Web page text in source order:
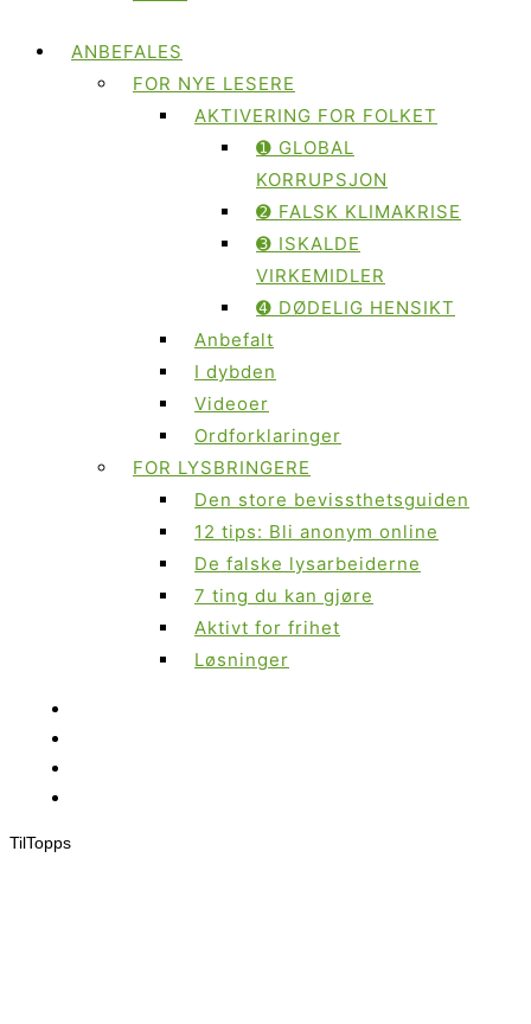
ANBEFALES
FOR NYE LESERE
AKTIVERING FOR FOLKET
➊ GLOBAL
KORRUPSJON
➋ FALSK KLIMAKRISE
➌ ISKALDE
VIRKEMIDLER
➍ DØDELIG HENSIKT
Anbefalt
I dybden
Videoer
Ordforklaringer
FOR LYSBRINGERE
Den store bevissthetsguiden
12 tips: Bli anonym online
De falske lysarbeiderne
7 ting du kan gjøre
Aktivt for frihet
Løsninger
TilTopps